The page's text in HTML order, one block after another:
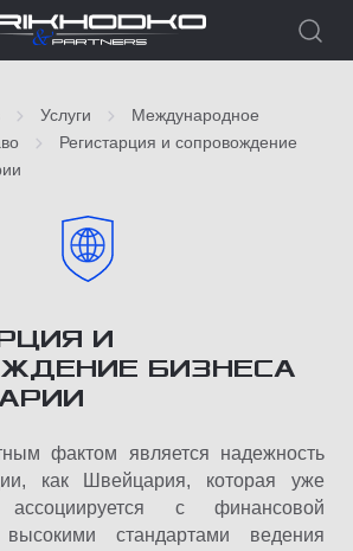
Услуги
Международное
Регистарция и сопровождение
И
БИЗНЕСА
фактом является надежность
как Швейцария, которая уже
ассоциируется с финансовой
высокими стандартами ведения